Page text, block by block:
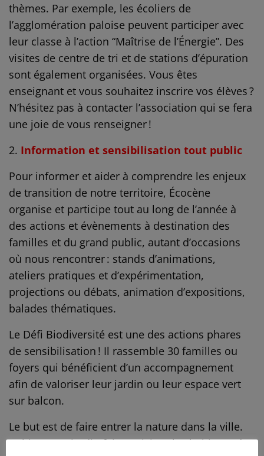
thèmes. Par exemple, les écoliers de
l’agglomération paloise peuvent participer avec
leur classe à l’action “Maîtrise de l’Énergie”. Des
visites de centre de tri et de stations d’épuration
sont également organisées. Vous êtes
enseignant et vous souhaitez inscrire vos élèves ?
N’hésitez pas à contacter l’association qui se fera
une joie de vous renseigner !
Information et sensibilisation tout public
Pour informer et aider à comprendre les enjeux
de transition de notre territoire, Écocène
organise et participe tout au long de l’année à
des actions et évènements à destination des
familles et du grand public, autant d’occasions
où nous rencontrer : stands d’animations,
ateliers pratiques et d’expérimentation,
projections ou débats, animation d’expositions,
balades thématiques.
Le Défi Biodiversité est une des actions phares
de sensibilisation ! Il rassemble 30 familles ou
foyers qui bénéficient d’un accompagnement
afin de valoriser leur jardin ou leur espace vert
sur balcon.
Le but est de faire entrer la nature dans la ville.
Cultiver son jardin fait participer les habitants à